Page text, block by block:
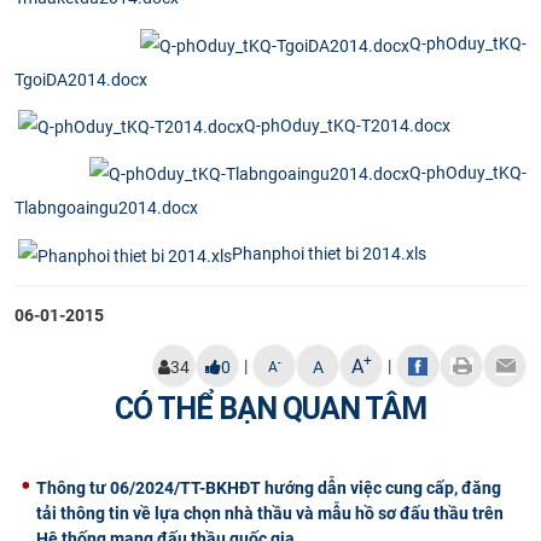
CỰU NGƯỜI HỌC
Q-phOduy_tKQ-
TgoiDA2014.docx
Q-phOduy_tKQ-T2014.docx
Q-phOduy_tKQ-
Tlabngoaingu2014.docx
Phanphoi thiet bi 2014.xls
06-01-2015
34 0 | A- A A+ |
CÓ THỂ BẠN QUAN TÂM
Thông tư 06/2024/TT-BKHĐT hướng dẫn việc cung cấp, đăng
tải thông tin về lựa chọn nhà thầu và mẫu hồ sơ đấu thầu trên